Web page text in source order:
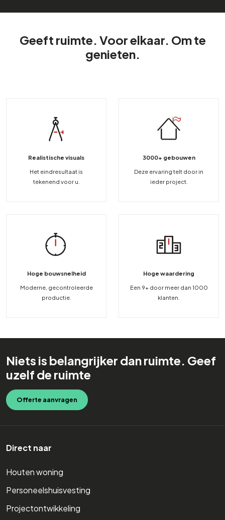
Geeft ruimte. Voor elkaar. Om te
genieten.
Realistische visuals
Het eindresultaat is
tekenend voor u.
3000+ gebouwen
Deze ervaring telt door in
ieder project.
Hoge bouwsnelheid
Moderne, gecontroleerde
productie.
Hoge waardering
Een 9+ door meer dan 1000
klanten.
Niets is belangrijker dan ruimte. Geef
uzelf de ruimte
Offerte aanvragen
Direct naar
Houten woning
Personeelshuisvesting
Projectontwikkeling